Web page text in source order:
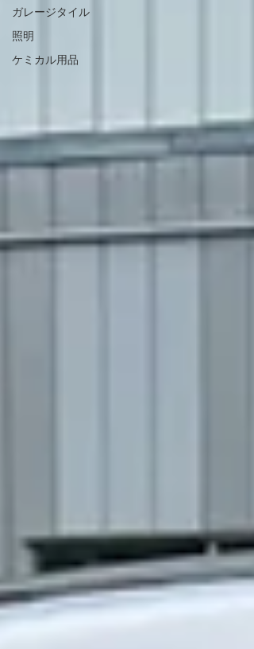
ガレージタイル
照明
ケミカル用品